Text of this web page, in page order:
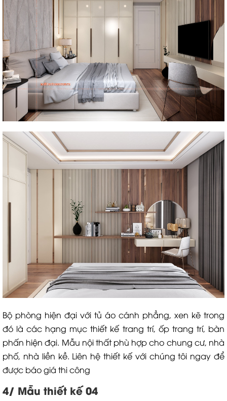
Bộ phòng hiện đại với tủ áo cánh phẳng, xen kẽ trong
đó là các hạng mục thiết kế trang trí, ốp trang trí, bàn
phấn hiện đại. Mẫu nội thất phù hợp cho chung cư, nhà
phố, nhà liền kề. Liên hệ thiết kế với chúng tôi ngay để
được báo giá thi công
4/ Mẫu thiết kế 04